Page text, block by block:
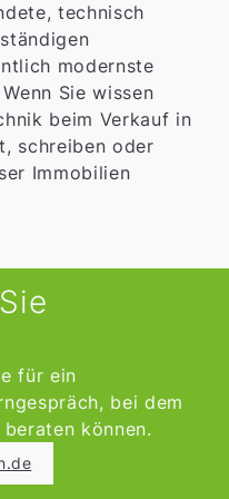
technisch
modernste
Sie wissen
beim Verkauf in
schreiben oder
Immobilien
für ein
bei dem
können.